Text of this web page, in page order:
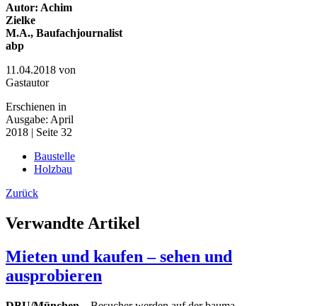
Autor: Achim
Zielke
M.A., Baufachjournalist
abp
11.04.2018 von
Gastautor
Erschienen in
Ausgabe: April
2018 | Seite 32
Baustelle
Holzbau
Zurück
Verwandte Artikel
Mieten und kaufen – sehen und
ausprobieren